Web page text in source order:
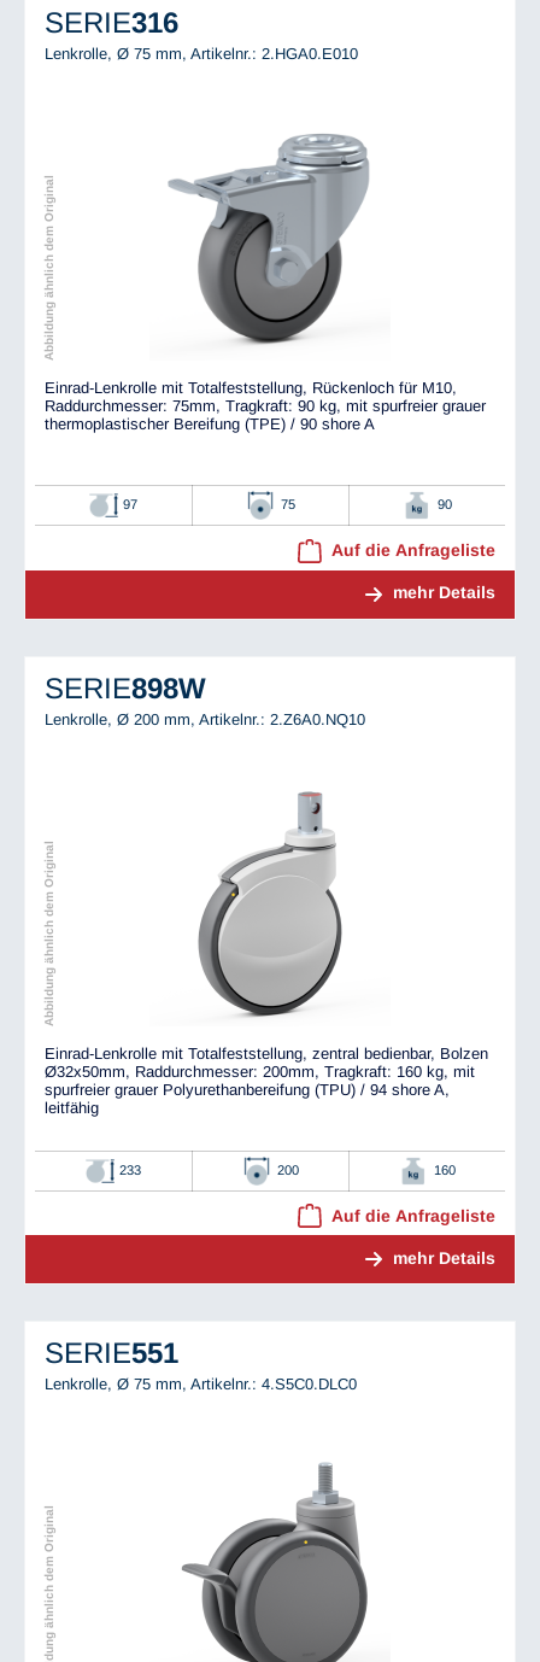
SERIE316
Lenkrolle, Ø 75 mm, Artikelnr.: 2.HGA0.E010
Abbildung ähnlich dem Original
Einrad-Lenkrolle mit Totalfeststellung, Rückenloch für M10,
Raddurchmesser: 75mm, Tragkraft: 90 kg, mit spurfreier grauer
thermoplastischer Bereifung (TPE) / 90 shore A
97 75 90
Auf die Anfrageliste
mehr Details
SERIE898W
Lenkrolle, Ø 200 mm, Artikelnr.: 2.Z6A0.NQ10
Abbildung ähnlich dem Original
Einrad-Lenkrolle mit Totalfeststellung, zentral bedienbar, Bolzen
Ø32x50mm, Raddurchmesser: 200mm, Tragkraft: 160 kg, mit
spurfreier grauer Polyurethanbereifung (TPU) / 94 shore A,
leitfähig
233 200 160
Auf die Anfrageliste
mehr Details
SERIE551
Lenkrolle, Ø 75 mm, Artikelnr.: 4.S5C0.DLC0
Abbildung ähnlich dem Original